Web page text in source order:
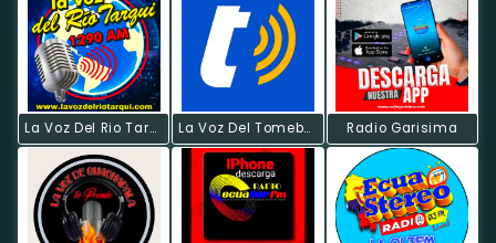
La Voz Del Rio Tarqui La Voz Del Tomebamba Radio Garisima